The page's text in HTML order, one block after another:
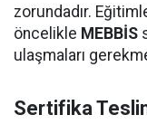
zorundadır.
öncelikle MEBBİS
ulaşmaları
Sertifika